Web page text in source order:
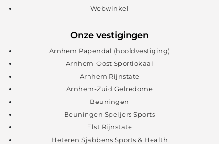
Webwinkel
Onze vestigingen
Arnhem Papendal (hoofdvestiging)
Arnhem-Oost Sportlokaal
Arnhem Rijnstate
Arnhem-Zuid Gelredome
Beuningen
Beuningen Speijers Sports
Elst Rijnstate
Heteren Sjabbens Sports & Health